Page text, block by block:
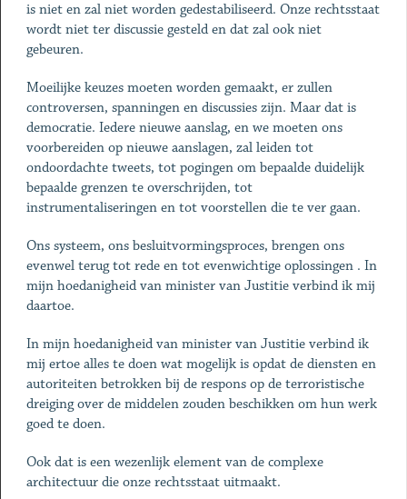
is niet en zal niet worden gedestabiliseerd. Onze rechtsstaat
wordt niet ter discussie gesteld en dat zal ook niet
gebeuren.
Moeilijke keuzes moeten worden gemaakt, er zullen
controversen, spanningen en discussies zijn. Maar dat is
democratie. Iedere nieuwe aanslag, en we moeten ons
voorbereiden op nieuwe aanslagen, zal leiden tot
ondoordachte tweets, tot pogingen om bepaalde duidelijk
bepaalde grenzen te overschrijden, tot
instrumentaliseringen en tot voorstellen die te ver gaan.
Ons systeem, ons besluitvormingsproces, brengen ons
evenwel terug tot rede en tot evenwichtige oplossingen . In
mijn hoedanigheid van minister van Justitie verbind ik mij
daartoe.
In mijn hoedanigheid van minister van Justitie verbind ik
mij ertoe alles te doen wat mogelijk is opdat de diensten en
autoriteiten betrokken bij de respons op de terroristische
dreiging over de middelen zouden beschikken om hun werk
goed te doen.
Ook dat is een wezenlijk element van de complexe
architectuur die onze rechtsstaat uitmaakt.